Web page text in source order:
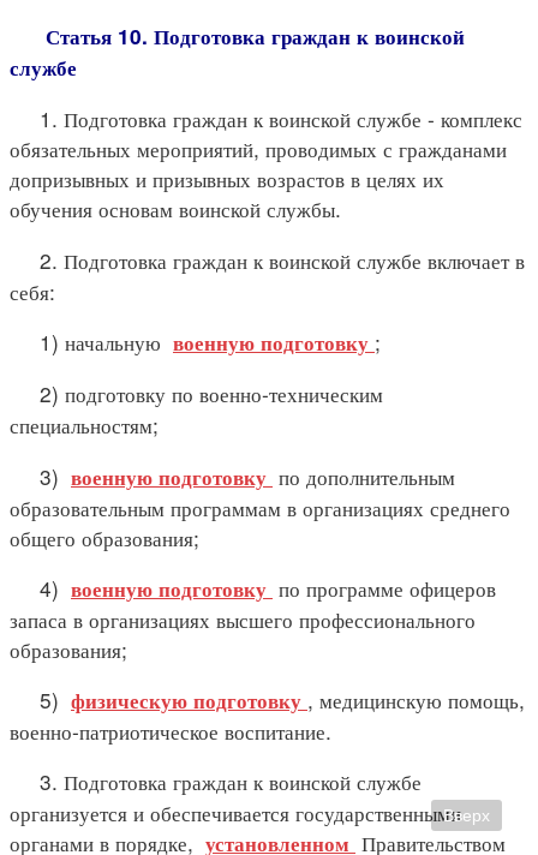
Статья 10. Подготовка граждан к воинской
службе
1. Подготовка граждан к воинской службе - комплекс
обязательных мероприятий, проводимых с гражданами
допризывных и призывных возрастов в целях их
обучения основам воинской службы.
2. Подготовка граждан к воинской службе включает в
себя:
1) начальную военную подготовку ;
2) подготовку по военно-техническим
специальностям;
3) военную подготовку по дополнительным
образовательным программам в организациях среднего
общего образования;
4) военную подготовку по программе офицеров
запаса в организациях высшего профессионального
образования;
5) физическую подготовку , медицинскую помощь,
военно-патриотическое воспитание.
3. Подготовка граждан к воинской службе
организуется и обеспечивается государственными
органами в порядке, установленном Правительством
Вверх